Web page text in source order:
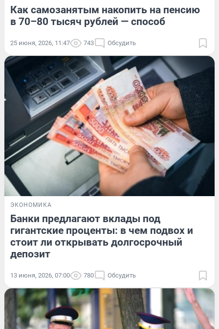
Как самозанятым накопить на пенсию
в 70–80 тысяч рублей — способ
25 июня, 2026, 11:47 743 Обсудить
ЭКОНОМИКА
Банки предлагают вклады под
гигантские проценты: в чем подвох и
стоит ли открывать долгосрочный
депозит
13 июня, 2026, 07:00 780 Обсудить